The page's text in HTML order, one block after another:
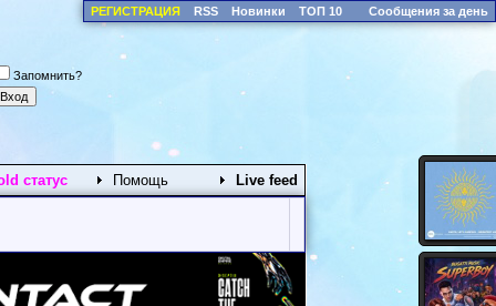
РЕГИСТРАЦИЯ RSS Новинки ТОП 10 Сообщения за день
Запомнить?
статус Помощь Live feed